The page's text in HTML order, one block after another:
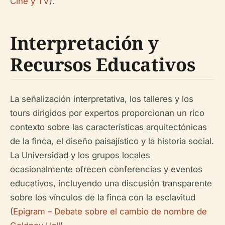
Interpretación y
Recursos Educativos
La señalización interpretativa, los talleres y los
tours dirigidos por expertos proporcionan un rico
contexto sobre las características arquitectónicas
de la finca, el diseño paisajístico y la historia social.
La Universidad y los grupos locales
ocasionalmente ofrecen conferencias y eventos
educativos, incluyendo una discusión transparente
sobre los vínculos de la finca con la esclavitud
(Epigram – Debate sobre el cambio de nombre de